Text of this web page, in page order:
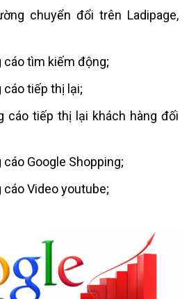
chuyển đổi trên Ladipage,
cáo tìm kiếm động;
cáo tiếp thị lại;
cáo tiếp thị lại khách hàng đối
Google Shopping;
cáo Video youtube;